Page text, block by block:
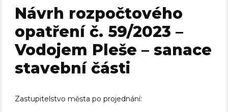
Návrh rozpočtového
opatření č. 59/2023 –
Vodojem Pleše – sanace
stavební části
Zastupitelstvo města po projednání: